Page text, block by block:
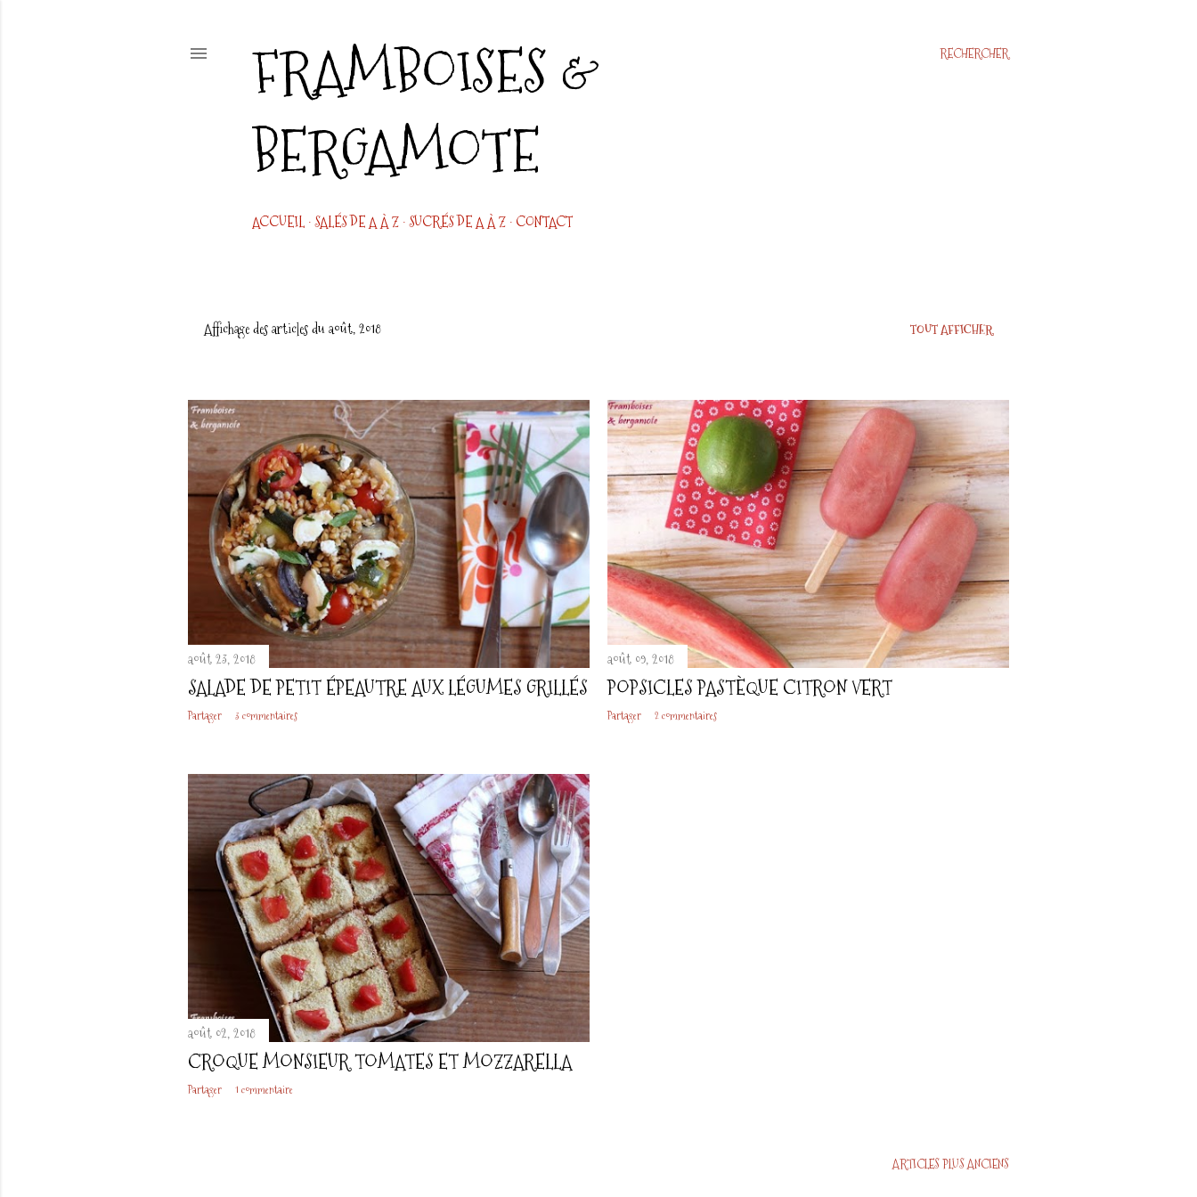
RECHERCHER
FRAMBOISES &
BERGAMOTE
ACCUEIL SALÉS DE A À Z SUCRÉS DE A À Z CONTACT
t
i
c
Affichage des articles du août, 2018 TOUT AFFICHER
août 23, 2018
SALADE DE PETIT ÉPEAUTRE AUX LÉGUMES GRILLÉS
Partager 3 commentaires
août 09, 2018
POPSICLES PASTÈQUE CITRON VERT
Partager 2 commentaires
août 02, 2018
CROQUE MONSIEUR TOMATES ET MOZZARELLA
Partager 1 commentaire
ARTICLES PLUS ANCIENS